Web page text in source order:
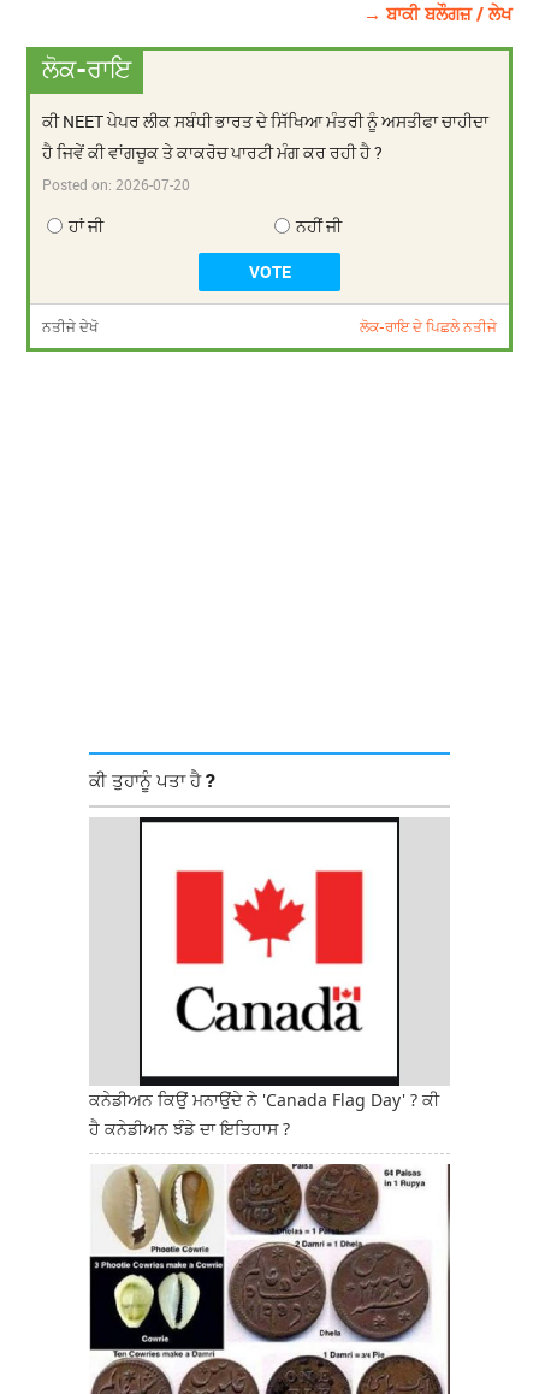
→ ਬਾਕੀ ਬਲੌਗਜ਼ / ਲੇਖ
ਲੋਕ-ਰਾਇ
ਕੀ NEET ਪੇਪਰ ਲੀਕ ਸਬੰਧੀ ਭਾਰਤ ਦੇ ਸਿੱਖਿਆ ਮੰਤਰੀ ਨੂੰ ਅਸਤੀਫਾ ਚਾਹੀਦਾ
ਹੈ ਜਿਵੇਂ ਕੀ ਵਾਂਗਚੂਕ ਤੇ ਕਾਕਰੋਚ ਪਾਰਟੀ ਮੰਗ ਕਰ ਰਹੀ ਹੈ ?
Posted on: 2026-07-20
ਹਾਂ ਜੀ ਨਹੀਂ ਜੀ
ਨਤੀਜੇ ਦੇਖੋ ਲੋਕ-ਰਾਇ ਦੇ ਪਿਛਲੇ ਨਤੀਜੇ
ਕੀ ਤੁਹਾਨੂੰ ਪਤਾ ਹੈ ?
ਕਨੇਡੀਅਨ ਕਿਉਂ ਮਨਾਉਂਦੇ ਨੇ 'Canada Flag Day' ? ਕੀ
ਹੈ ਕਨੇਡੀਅਨ ਝੰਡੇ ਦਾ ਇਤਿਹਾਸ ?